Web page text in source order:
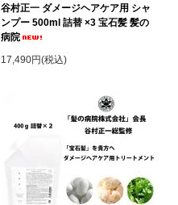
谷村正一 ダメージヘアケア用 シャ
ンプー 500ml 詰替 ×3 宝石髪 髪の
病院
17,490円(税込)